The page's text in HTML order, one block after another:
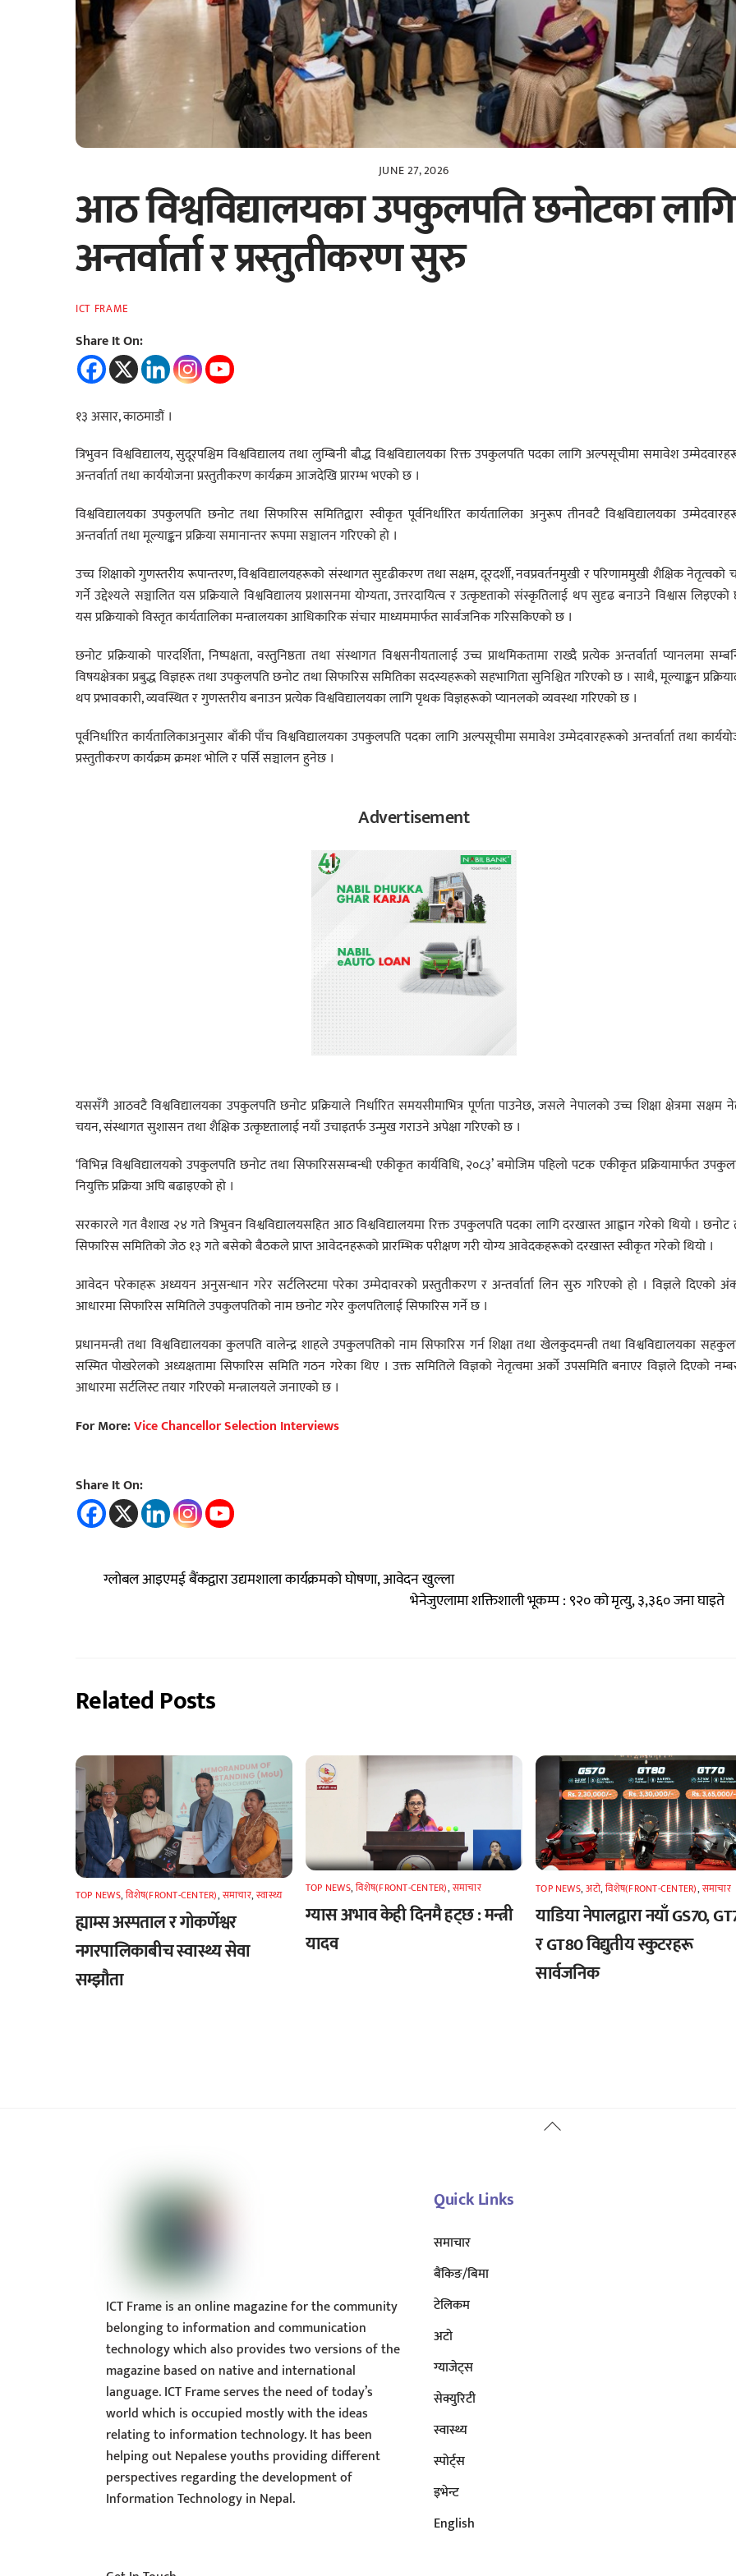
JUNE 27, 2026
आठ विश्वविद्यालयका उपकुलपति छनोटका लागि
अन्तर्वार्ता र प्रस्तुतीकरण सुरु
ICT FRAME
Share It On:
१३ असार, काठमाडौं ।
त्रिभुवन विश्वविद्यालय, सुदूरपश्चिम विश्वविद्यालय तथा लुम्बिनी बौद्ध विश्वविद्यालयका रिक्त उपकुलपति पदका लागि अल्पसूचीमा समावेश
अन्तर्वार्ता तथा कार्ययोजना प्रस्तुतीकरण कार्यक्रम आजदेखि प्रारम्भ भएको छ ।
विश्वविद्यालयका उपकुलपति छनोट तथा सिफारिस समितिद्वारा स्वीकृत पूर्वनिर्धारित कार्यतालिका अनुरूप तीनवटै विश्वविद्यालयका
अन्तर्वार्ता तथा मूल्याङ्कन प्रक्रिया समानान्तर रूपमा सञ्चालन गरिएको हो ।
उच्च शिक्षाको गुणस्तरीय रूपान्तरण, विश्वविद्यालयहरूको संस्थागत सुदृढीकरण तथा सक्षम, दूरदर्शी, नवप्रवर्तनमुखी र परिणाममुखी शैक्षिक नेतृत्वको
गर्ने उद्देश्यले सञ्चालित यस प्रक्रियाले विश्वविद्यालय प्रशासनमा योग्यता, उत्तरदायित्व र उत्कृष्टताको संस्कृतिलाई थप सुदृढ बनाउने विश्वास
यस प्रक्रियाको विस्तृत कार्यतालिका मन्त्रालयका आधिकारिक संचार माध्यममार्फत सार्वजनिक गरिसकिएको छ ।
छनोट प्रक्रियाको पारदर्शिता, निष्पक्षता, वस्तुनिष्ठता तथा संस्थागत विश्वसनीयतालाई उच्च प्राथमिकतामा राख्दै प्रत्येक अन्तर्वार्ता प्यानलमा
विषयक्षेत्रका प्रबुद्ध विज्ञहरू तथा उपकुलपति छनोट तथा सिफारिस समितिका सदस्यहरूको सहभागिता सुनिश्चित गरिएको छ । साथै, मूल्याङ्कन
थप प्रभावकारी, व्यवस्थित र गुणस्तरीय बनाउन प्रत्येक विश्वविद्यालयका लागि पृथक विज्ञहरूको प्यानलको व्यवस्था गरिएको छ ।
पूर्वनिर्धारित कार्यतालिकाअनुसार बाँकी पाँच विश्वविद्यालयका उपकुलपति पदका लागि अल्पसूचीमा समावेश उम्मेदवारहरूको अन्तर्वार्ता तथा
प्रस्तुतीकरण कार्यक्रम क्रमशः भोलि र पर्सि सञ्चालन हुनेछ ।
Advertisement
यससँगै आठवटै विश्वविद्यालयका उपकुलपति छनोट प्रक्रियाले निर्धारित समयसीमाभित्र पूर्णता पाउनेछ, जसले नेपालको उच्च शिक्षा क्षेत्रमा सक्षम
चयन, संस्थागत सुशासन तथा शैक्षिक उत्कृष्टतालाई नयाँ उचाइतर्फ उन्मुख गराउने अपेक्षा गरिएको छ ।
‘विभिन्न विश्वविद्यालयको उपकुलपति छनोट तथा सिफारिससम्बन्धी एकीकृत कार्यविधि, २०८३’ बमोजिम पहिलो पटक एकीकृत प्रक्रियामार्फत
नियुक्ति प्रक्रिया अघि बढाइएको हो ।
सरकारले गत वैशाख २४ गते त्रिभुवन विश्वविद्यालयसहित आठ विश्वविद्यालयमा रिक्त उपकुलपति पदका लागि दरखास्त आह्वान गरेको थियो । छनोट
सिफारिस समितिको जेठ १३ गते बसेको बैठकले प्राप्त आवेदनहरूको प्रारम्भिक परीक्षण गरी योग्य आवेदकहरूको दरखास्त स्वीकृत गरेको थियो ।
आवेदन परेकाहरू अध्ययन अनुसन्धान गरेर सर्टलिस्टमा परेका उम्मेदावरको प्रस्तुतीकरण र अन्तर्वार्ता लिन सुरु गरिएको हो । विज्ञले दिएको
आधारमा सिफारिस समितिले उपकुलपतिको नाम छनोट गरेर कुलपतिलाई सिफारिस गर्ने छ ।
प्रधानमन्त्री तथा विश्वविद्यालयका कुलपति वालेन्द्र शाहले उपकुलपतिको नाम सिफारिस गर्न शिक्षा तथा खेलकुदमन्त्री तथा विश्वविद्यालयका
सस्मित पोखरेलको अध्यक्षतामा सिफारिस समिति गठन गरेका थिए । उक्त समितिले विज्ञको नेतृत्वमा अर्को उपसमिति बनाएर विज्ञले दिएको
आधारमा सर्टलिस्ट तयार गरिएको मन्त्रालयले जनाएको छ ।
For More:Vice Chancellor Selection Interviews
Share It On:
ग्लोबल आइएमई बैंकद्वारा उद्यमशाला कार्यक्रमको घोषणा, आवेदन खुल्ला
भेनेजुएलामा शक्तिशाली भूकम्प : ९२० को मृत्यु, ३,३६० जना घाइते
Related Posts
TOP NEWS,विशेष(FRONT-CENTER),समाचार,स्वास्थ्य
ह्याम्स अस्पताल र गोकर्णेश्वर
नगरपालिकाबीच स्वास्थ्य सेवा
सम्झौता
TOP NEWS,विशेष(FRONT-CENTER),समाचार
ग्यास अभाव केही दिनमै हट्छ : मन्त्री
यादव
TOP NEWS,अटाे,विशेष(FRONT-CENTER),समाचार
याडिया नेपालद्वारा नयाँ GS70,
र GT80 विद्युतीय स्कुटरहरू
सार्वजनिक
Back
ICT Frame is an online magazine for the community
belonging to information and communication
technology which also provides two versions of the
magazine based on native and international
language. ICT Frame serves the need of today’s
world which is occupied mostly with the ideas
relating to information technology. It has been
helping out Nepalese youths providing different
perspectives regarding the development of
Information Technology in Nepal.
Quick Links
समाचार
बैंकिङ/बिमा
टेलिकम
अटाे
ग्याजेट्स
सेक्युरिटी
स्वास्थ्य
स्पोर्ट्स
इभेन्ट
English